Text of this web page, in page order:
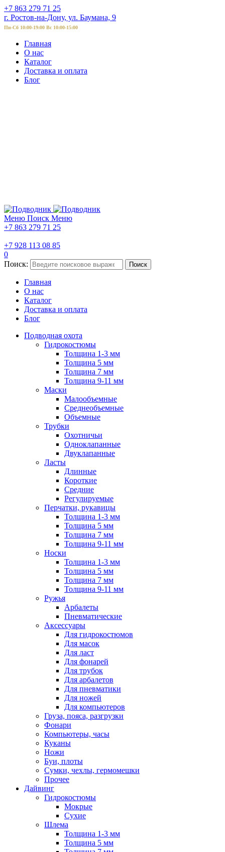
+7 863 279 71 25
г. Ростов-на-Дону, ул. Баумана, 9
Пн-Сб 10:00-19:00 Вс 10:00-15:00
Главная
О нас
Каталог
Доставка и оплата
Блог
Меню Поиск Меню
+7 863 279 71 25
+7 928 113 08 85
0
Поиск:
Поиск
Главная
О нас
Каталог
Доставка и оплата
Блог
Подводная охота
Гидрокостюмы
Толщина 1-3 мм
Толщина 5 мм
Толщина 7 мм
Толщина 9-11 мм
Маски
Малообъемные
Среднеобъемные
Объемные
Трубки
Охотничьи
Одноклапанные
Двуклапанные
Ласты
Длинные
Короткие
Средние
Регулируемые
Перчатки, рукавицы
Толщина 1-3 мм
Толщина 5 мм
Толщина 7 мм
Толщина 9-11 мм
Носки
Толщина 1-3 мм
Толщина 5 мм
Толщина 7 мм
Толщина 9-11 мм
Ружья
Арбалеты
Пневматические
Аксессуары
Для гидрокостюмов
Для масок
Для ласт
Для фонарей
Для трубок
Для арбалетов
Для пневматики
Для ножей
Для компьютеров
Груза, пояса, разгрузки
Фонари
Компьютеры, часы
Куканы
Ножи
Буи, плоты
Сумки, чехлы, гермомешки
Прочее
Дайвинг
Гидрокостюмы
Мокрые
Сухие
Шлема
Толщина 1-3 мм
Толщина 5 мм